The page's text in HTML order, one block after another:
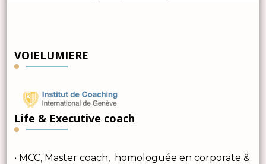
VOIELUMIERE
Life & Executive coach
• MCC, Master coach, homologuée en corporate &